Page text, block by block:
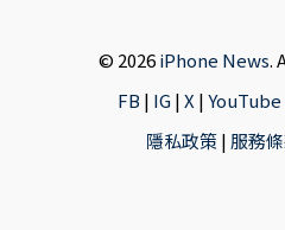
© 2026iPhone News.
FB | IG|X |YouTube
隱私政策| 服務